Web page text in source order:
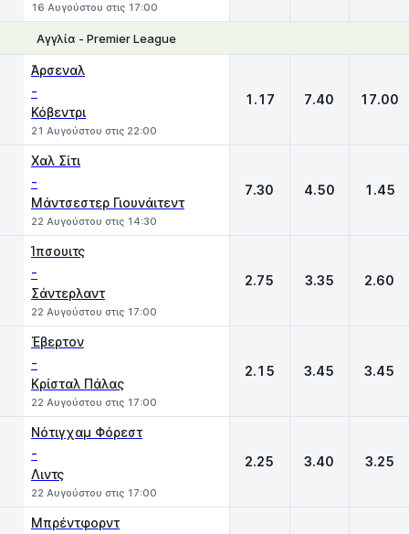
16 Αυγούστου στις 17:00
Αγγλία - Premier League
Άρσεναλ
-
Κόβεντρι
21 Αυγούστου στις 22:00
1.17 7.40 17.00
Χαλ Σίτι
-
Μάντσεστερ Γιουνάιτεντ
22 Αυγούστου στις 14:30
7.30 4.50 1.45
Ίπσουιτς
-
Σάντερλαντ
22 Αυγούστου στις 17:00
2.75 3.35 2.60
Έβερτον
-
Κρίσταλ Πάλας
22 Αυγούστου στις 17:00
2.15 3.45 3.45
Νότιγχαμ Φόρεστ
-
Λιντς
22 Αυγούστου στις 17:00
2.25 3.40 3.25
Μπρέντφορντ